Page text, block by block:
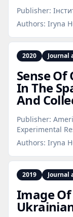
Publisher:
Authors: Iryna
2020 Journal
Sense
In The
And
Publisher:
Experimental
Authors: Iryna
2019 Journal
Image